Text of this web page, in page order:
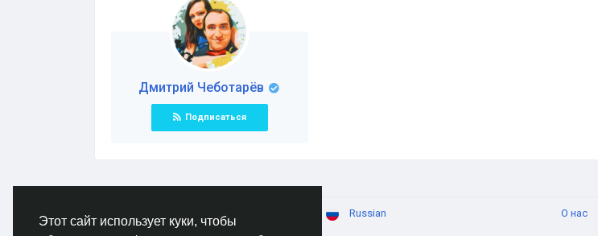
Этот сайт использует куки, чтобы
Дмитрий Чеботарёв
Подписаться
© 2026 AnimeSocial.SU - Первая аниме сеть! Russian О нас